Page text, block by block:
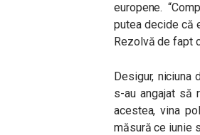
europene.
putea decide că
Rezolvă de fapt
Desigur, niciuna
s-au angajat să
acestea, vina
măsură ce iunie